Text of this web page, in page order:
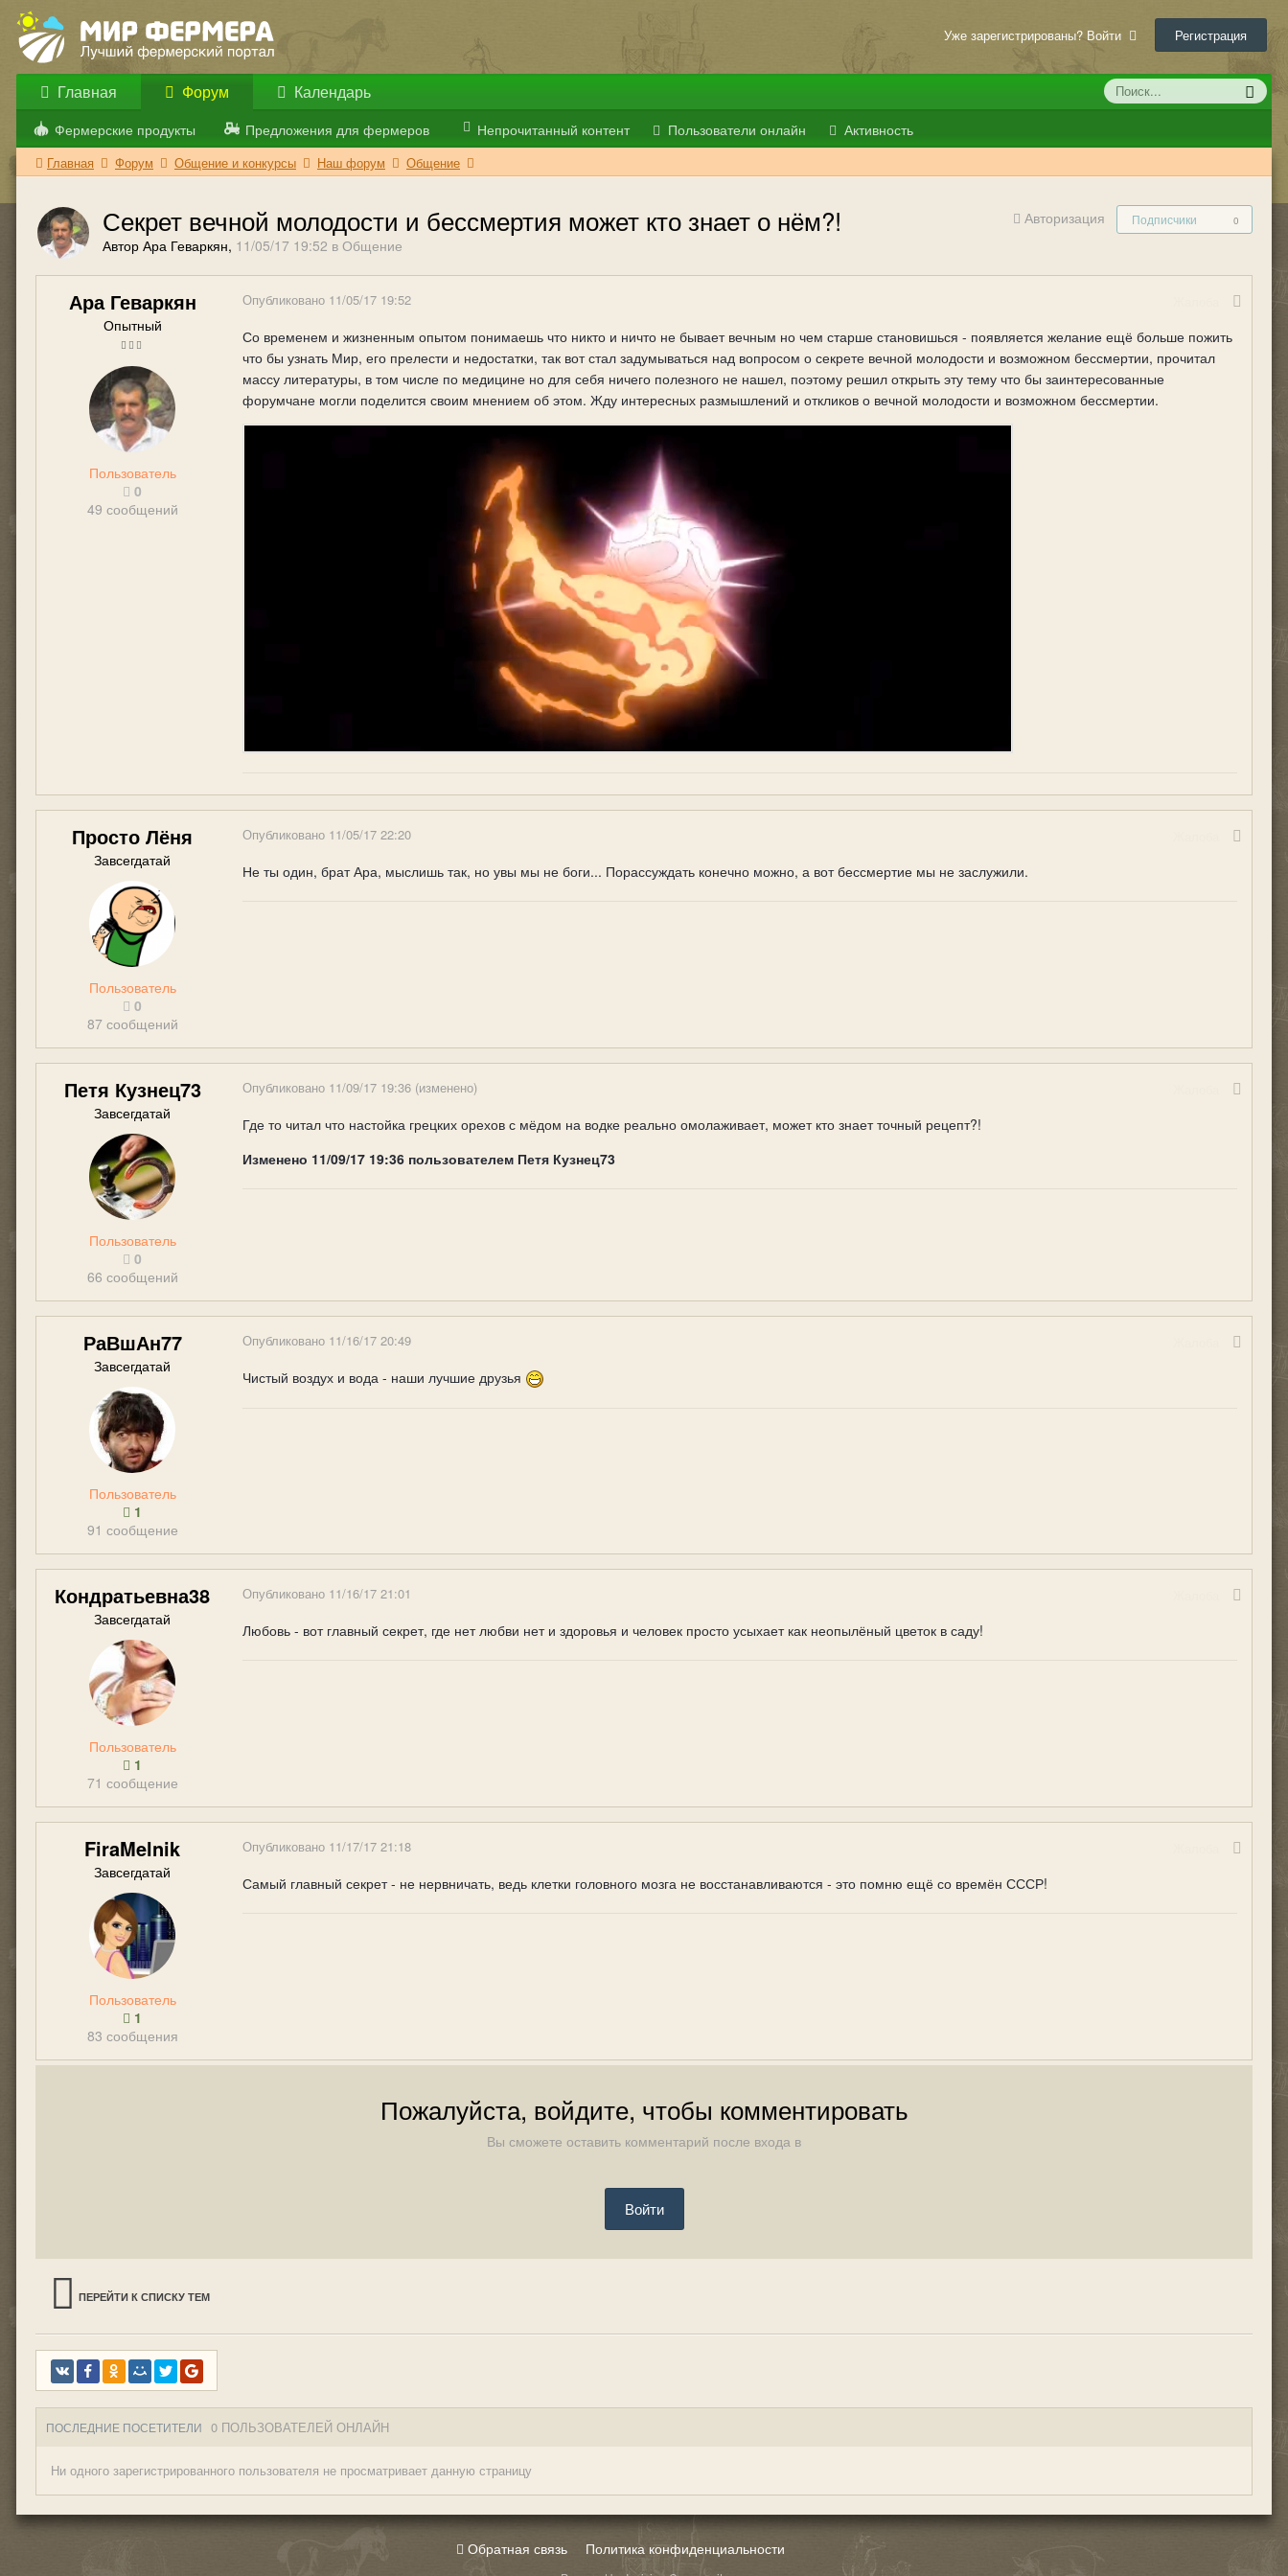
Уже зарегистрированы? Войти Регистрация
Главная Форум
Фермерские продукты Предложения для фермеров Непрочитанный контент Пользователи онлайн Активность
Календарь
Главная Форум Общение и конкурсы Наш форум Общение
Авторизация Подписчики 0
Секрет вечной молодости и бессмертия может кто знает о нём?!
Автор Ара Геваркян, 11/05/17 19:52 в Общение
Ара Геваркян
Опытный
Пользователь
0
49 сообщений
Опубликовано 11/05/17 19:52
Со временем и жизненным опытом понимаешь что никто и ничто не бывает вечным но чем старше становишься - появляется желание ещё больше пожить
что бы узнать Мир, его прелести и недостатки, так вот стал задумываться над вопросом о секрете вечной молодости и возможном бессмертии, прочитал
массу литературы, в том числе по медицине но для себя ничего полезного не нашел, поэтому решил открыть эту тему что бы заинтересованные
форумчане могли поделится своим мнением об этом. Жду интересных размышлений и откликов о вечной молодости и возможном бессмертии.
Просто Лёня
Завсегдатай
Пользователь
0
87 сообщений
Опубликовано 11/05/17 22:20
Не ты один, брат Ара, мыслишь так, но увы мы не боги... Порассуждать конечно можно, а вот бессмертие мы не заслужили.
Петя Кузнец73
Завсегдатай
Пользователь
0
66 сообщений
Опубликовано 11/09/17 19:36 (изменено)
Где то читал что настойка грецких орехов с мёдом на водке реально омолаживает, может кто знает точный рецепт?!
Изменено 11/09/17 19:36 пользователем Петя Кузнец73
РаВшАн77
Завсегдатай
Пользователь
1
91 сообщение
Опубликовано 11/16/17 20:49
Чистый воздух и вода - наши лучшие друзья
Кондратьевна38
Завсегдатай
Пользователь
1
71 сообщение
Опубликовано 11/16/17 21:01
Любовь - вот главный секрет, где нет любви нет и здоровья и человек просто усыхает как неопылёный цветок в саду!
FiraMelnik
Завсегдатай
Пользователь
1
83 сообщения
Опубликовано 11/17/17 21:18
Самый главный секрет - не нервничать, ведь клетки головного мозга не восстанавливаются - это помню ещё со времён СССР!
Пожалуйста, войдите, чтобы комментировать
Вы сможете оставить комментарий после входа в
Войти
ПЕРЕЙТИ К СПИСКУ ТЕМ
ПОСЛЕДНИЕ ПОСЕТИТЕЛИ 0 ПОЛЬЗОВАТЕЛЕЙ ОНЛАЙН
Ни одного зарегистрированного пользователя не просматривает данную страницу
Обратная связь Политика конфиденциальности